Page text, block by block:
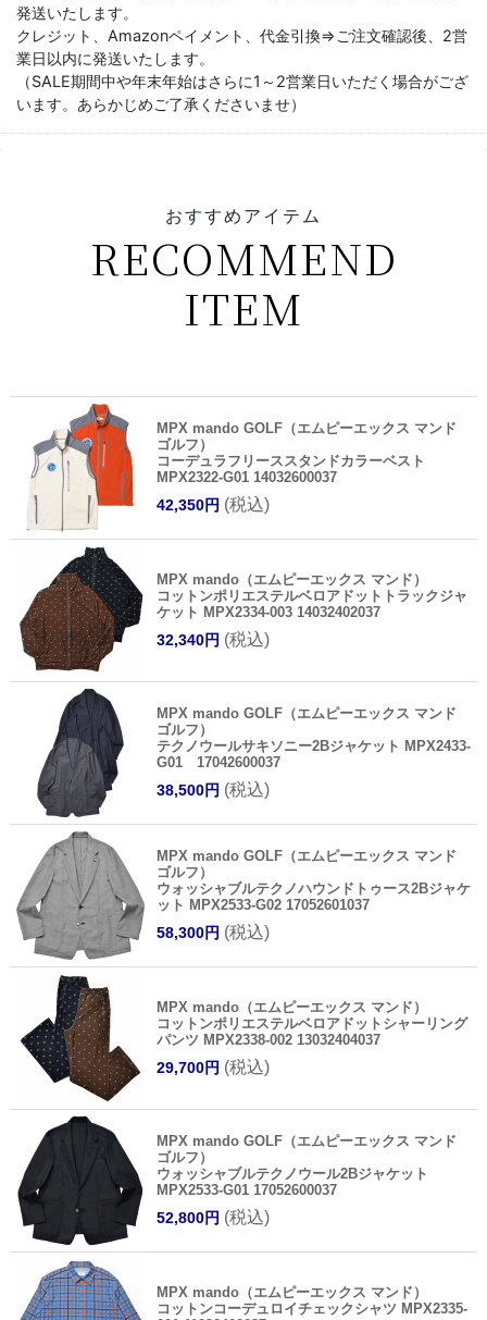
発送いたします。
クレジット、Amazonペイメント、代金引換⇒ご注文確認後、2営
業日以内に発送いたします。
（SALE期間中や年末年始はさらに1～2営業日いただく場合がござ
います。あらかじめご了承くださいませ）
おすすめアイテム
RECOMMEND
ITEM
MPX mando GOLF（エムピーエックス マンド
ゴルフ）
コーデュラフリーススタンドカラーベスト
MPX2322-G01 14032600037
42,350円 (税込)
MPX mando（エムピーエックス マンド）
コットンポリエステルベロアドットトラックジャ
ケット MPX2334-003 14032402037
32,340円 (税込)
MPX mando GOLF（エムピーエックス マンド
ゴルフ）
テクノウールサキソニー2Bジャケット MPX2433-
G01 17042600037
38,500円 (税込)
MPX mando GOLF（エムピーエックス マンド
ゴルフ）
ウォッシャブルテクノハウンドトゥース2Bジャケ
ット MPX2533-G02 17052601037
58,300円 (税込)
MPX mando（エムピーエックス マンド）
コットンポリエステルベロアドットシャーリング
パンツ MPX2338-002 13032404037
29,700円 (税込)
MPX mando GOLF（エムピーエックス マンド
ゴルフ）
ウォッシャブルテクノウール2Bジャケット
MPX2533-G01 17052600037
52,800円 (税込)
MPX mando（エムピーエックス マンド）
コットンコーデュロイチェックシャツ MPX2335-